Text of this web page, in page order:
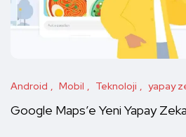
Android Mobil Teknoloji yapay
Google Maps’e Yeni Yapay